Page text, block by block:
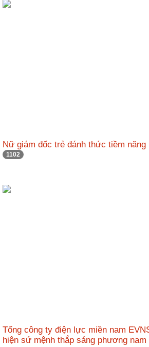
Nữ giám đốc trẻ đánh thức tiềm năng
1102
Tổng công ty điện lực miền nam
hiện sứ mệnh thắp sáng phương nam